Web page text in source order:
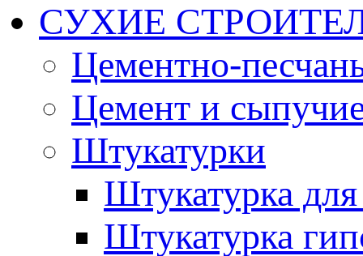
СУХИЕ
Цементно-
Цемент и
Штукатурки
Штукатурка
Штукатурка